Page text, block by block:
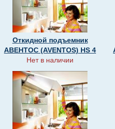
Откидной подъемник
АВЕНТОС (AVENTOS) HS 4
Нет в наличии